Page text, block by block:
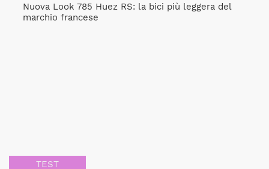
Nuova Look 785 Huez RS: la bici più leggera del
marchio francese
TEST